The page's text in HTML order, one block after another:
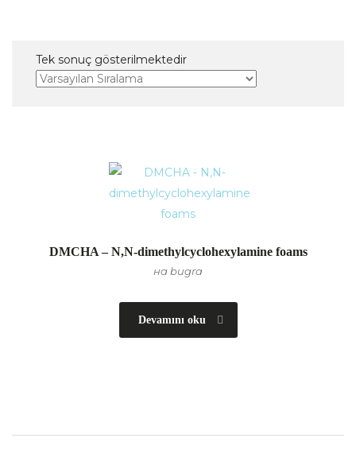
Tek sonuç gösterilmektedir
DMCHA – N,N-dimethylcyclohexylamine foams
на bugra
Devamını oku